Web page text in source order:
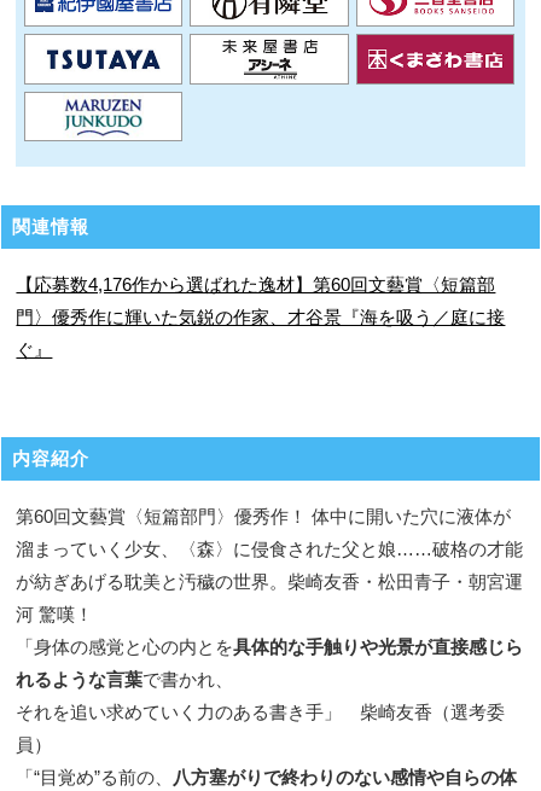
関連情報
【応募数4,176作から選ばれた逸材】第60回文藝賞〈短篇部
門〉優秀作に輝いた気鋭の作家、才谷景『海を吸う／庭に接
ぐ』
内容紹介
第60回文藝賞〈短篇部門〉優秀作！ 体中に開いた穴に液体が
溜まっていく少女、〈森〉に侵食された父と娘……破格の才能
が紡ぎあげる耽美と汚穢の世界。柴崎友香・松田青子・朝宮運
河 驚嘆！
「身体の感覚と心の内とを具体的な手触りや光景が直接感じら
れるような言葉で書かれ、
それを追い求めていく力のある書き手」 柴崎友香（選考委
員）
「“目覚め”る前の、 八方塞がりで終わりのない感情や自らの体